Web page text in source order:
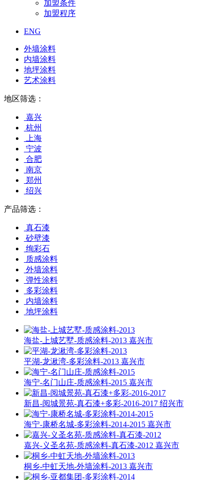
加盟条件
加盟程序
ENG
外墙涂料
内墙涂料
地坪涂料
艺术涂料
地区筛选：
嘉兴
杭州
上海
宁波
合肥
南京
郑州
绍兴
产品筛选：
真石漆
砂壁漆
绚彩石
质感涂料
外墙涂料
弹性涂料
多彩涂料
内墙涂料
地坪涂料
海盐-上城艺墅-质感涂料-2013 嘉兴市
平湖-龙湫湾-多彩涂料-2013 嘉兴市
海宁-名门山庄-质感涂料-2015 嘉兴市
新昌-阅城景苑-真石漆+多彩-2016-2017 绍兴市
海宁-康桥名城-多彩涂料-2014-2015 嘉兴市
嘉兴-义圣名苑-质感涂料-真石漆-2012 嘉兴市
桐乡-中虹天地-外墙涂料-2013 嘉兴市